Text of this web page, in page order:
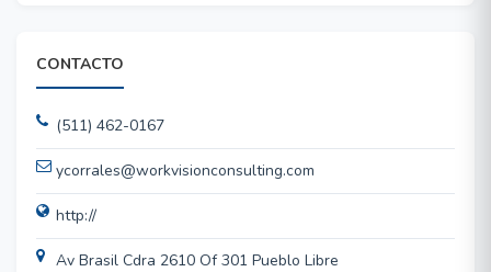
CONTACTO
(511) 462-0167
ycorrales@workvisionconsulting.com
http://
Av Brasil Cdra 2610 Of 301 Pueblo Libre